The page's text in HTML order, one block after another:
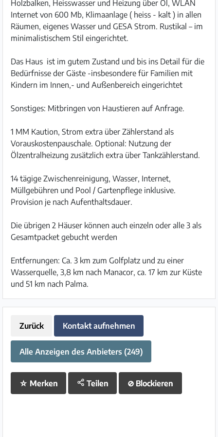
Holzbalken, Heisswasser und Heizung über Öl, WLAN
Internet von 600 Mb, Klimaanlage ( heiss - kalt ) in allen
Räumen, eigenes Wasser und GESA Strom. Rustikal – im
minimalistischem Stil eingerichtet.
Das Haus ist im gutem Zustand und bis ins Detail für die
Bedürfnisse der Gäste -insbesondere für Familien mit
Kindern im Innen,- und Außenbereich eingerichtet
Sonstiges: Mitbringen von Haustieren auf Anfrage.
1 MM Kaution, Strom extra über Zählerstand als
Vorauskostenpauschale. Optional: Nutzung der
Ölzentralheizung zusätzlich extra über Tankzählerstand.
14 tägige Zwischenreinigung, Wasser, Internet,
Müllgebühren und Pool / Gartenpflege inklusive.
Provision je nach Aufenthaltsdauer.
Die übrigen 2 Häuser können auch einzeln oder alle 3 als
Gesamtpacket gebucht werden
Entfernungen: Ca. 3 km zum Golfplatz und zu einer
Wasserquelle, 3,8 km nach Manacor, ca. 17 km zur Küste
und 51 km nach Palma.
Zurück Kontakt aufnehmen
Alle Anzeigen des Anbieters (249)
☆ Merken Teilen ⊘ Blockieren